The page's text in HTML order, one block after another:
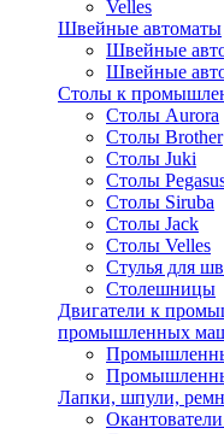
Velles
Швейные автоматы
Швейные
Швейные
Столы к
Столы Aurora
Столы Brother
Столы Juki
Столы
Столы Siruba
Столы Jack
Столы Velles
Стулья для
Столешницы
Двигатели к
промышленных
Лапки, шпули,